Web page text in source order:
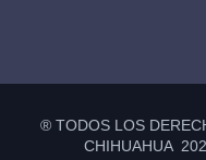
® TODOS LOS
CHIHUAHUA